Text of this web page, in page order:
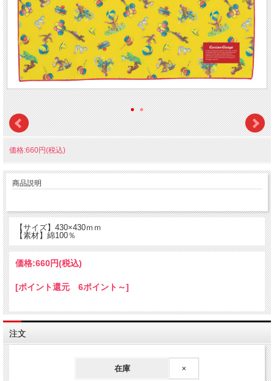
価格:660円(税込)
商品説明
【サイズ】430×430ｍｍ
【素材】綿100％
価格:660円(税込)
[ポイント還元 6ポイント～]
注文
在庫 ×